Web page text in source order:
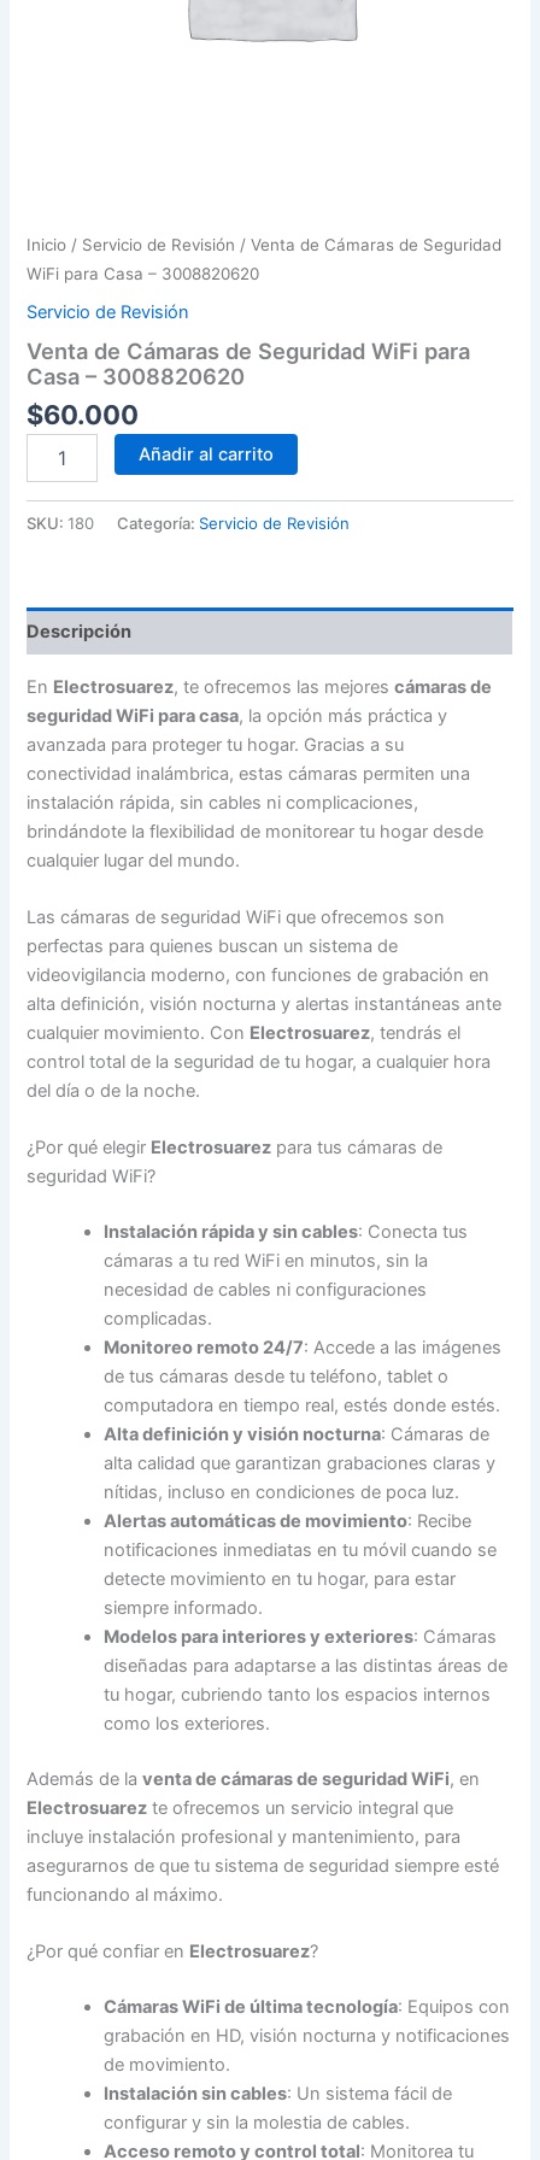
Inicio / Servicio de Revisión / Venta de Cámaras de Seguridad
WiFi para Casa – 3008820620
Servicio de Revisión
Venta de Cámaras de Seguridad WiFi para
Casa – 3008820620
$60.000
de
Casa
-
3008820620
cantidad
Añadir al carrito
SKU:180 Categoría: Servicio de Revisión
Descripción
En Electrosuarez, te ofrecemos las mejorescámaras de
seguridad WiFi para casa, la opción más práctica y
avanzada para proteger tu hogar. Gracias a su
conectividad inalámbrica, estas cámaras permiten una
instalación rápida, sin cables ni complicaciones,
brindándote la flexibilidad de monitorear tu hogar desde
cualquier lugar del mundo.
Las cámaras de seguridad WiFi que ofrecemos son
perfectas para quienes buscan un sistema de
videovigilancia moderno, con funciones de grabación en
alta definición, visión nocturna y alertas instantáneas ante
cualquier movimiento. Con Electrosuarez, tendrás el
control total de la seguridad de tu hogar, a cualquier hora
del día o de la noche.
¿Por qué elegir Electrosuarez para tus cámaras de
seguridad WiFi?
Instalación rápida y sin cables: Conecta tus
cámaras a tu red WiFi en minutos, sin la
necesidad de cables ni configuraciones
complicadas.
Monitoreo remoto 24/7: Accede a las imágenes
de tus cámaras desde tu teléfono, tablet o
computadora en tiempo real, estés donde estés.
Alta definición y visión nocturna: Cámaras de
alta calidad que garantizan grabaciones claras y
nítidas, incluso en condiciones de poca luz.
Alertas automáticas de movimiento: Recibe
notificaciones inmediatas en tu móvil cuando se
detecte movimiento en tu hogar, para estar
siempre informado.
Modelos para interiores y exteriores: Cámaras
diseñadas para adaptarse a las distintas áreas de
tu hogar, cubriendo tanto los espacios internos
como los exteriores.
Además de laventa de cámaras de seguridad WiFi, en
Electrosuarez te ofrecemos un servicio integral que
incluye instalación profesional y mantenimiento, para
asegurarnos de que tu sistema de seguridad siempre esté
funcionando al máximo.
¿Por qué confiar en Electrosuarez?
Cámaras WiFi de última tecnología: Equipos con
grabación en HD, visión nocturna y notificaciones
de movimiento.
Instalación sin cables: Un sistema fácil de
configurar y sin la molestia de cables.
Acceso remoto y control total: Monitorea tu